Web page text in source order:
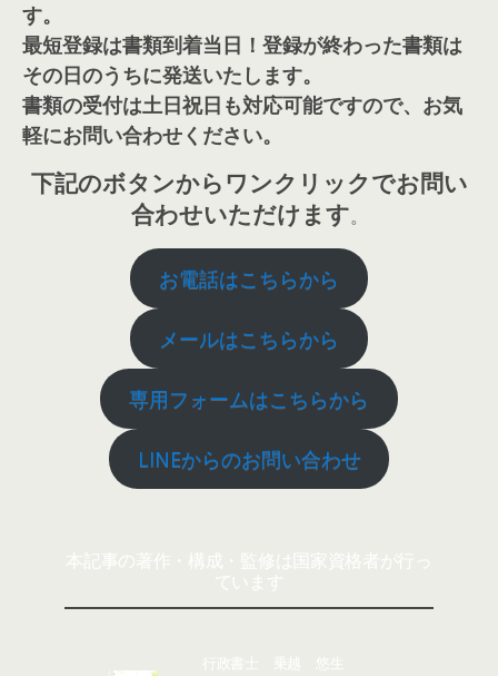
す。
最短登録は書類到着当日！登録が終わった書類は
その日のうちに発送いたします。
書類の受付は土日祝日も対応可能ですので、お気
軽にお問い合わせください。
下記のボタンからワンクリックでお問い
合わせいただけます。
お電話はこちらから
メールはこちらから
専用フォームはこちらから
LINEからのお問い合わせ
本記事の著作・構成・監修は国家資格者が行っ
ています
行政書士 乗越 悠生